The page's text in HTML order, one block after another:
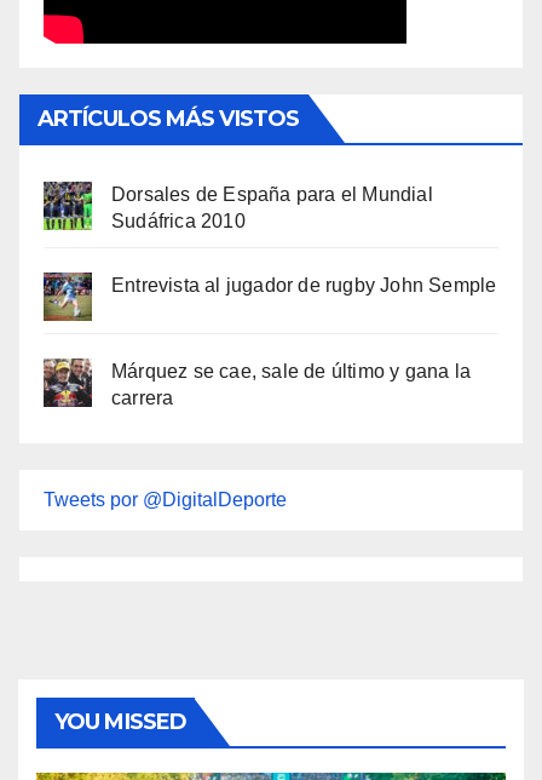
ARTÍCULOS MÁS VISTOS
Dorsales de España para el Mundial
Sudáfrica 2010
Entrevista al jugador de rugby John Semple
Márquez se cae, sale de último y gana la
carrera
Tweets por @DigitalDeporte
YOU MISSED